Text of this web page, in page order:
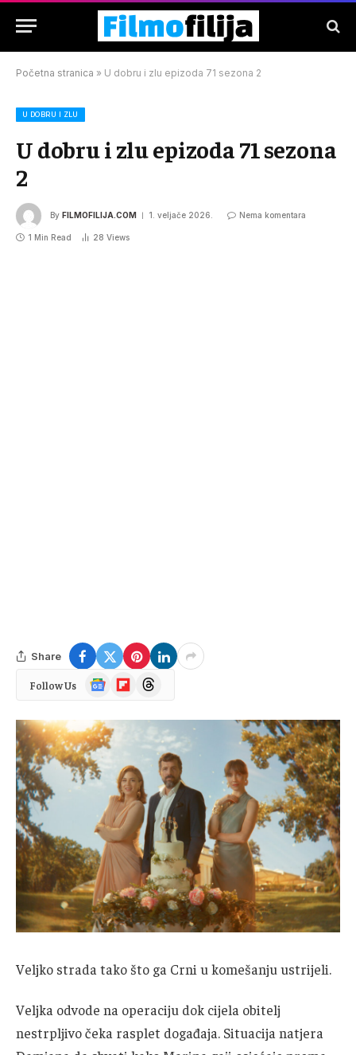
Početna stranica » U dobru i zlu epizoda 71 sezona 2
U DOBRU I ZLU
U dobru i zlu epizoda 71 sezona
2
By FILMOFILIJA.COM 1. veljače 2026. Nema komentara
1 Min Read 28 Views
Share
Follow Us
Google
News
FlipboardThreads
Veljko strada tako što ga Crni u komešanju ustrijeli.
Veljka odvode na operaciju dok cijela obitelj
nestrpljivo čeka rasplet događaja. Situacija natjera